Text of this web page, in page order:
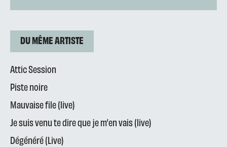
DU MÊME ARTISTE
Attic Session
Piste noire
Mauvaise file (live)
Je suis venu te dire que je m’en vais (live)
Dégénéré (Live)